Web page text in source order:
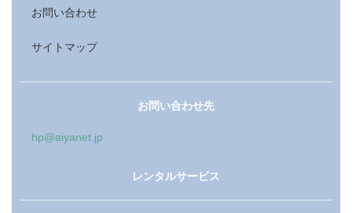
お問い合わせ
サイトマップ
お問い合わせ先
hp@aiyanet.jp
レンタルサービス